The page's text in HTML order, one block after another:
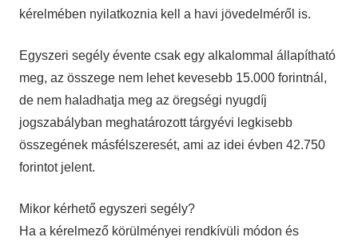
kérelmében nyilatkoznia kell a havi jövedelméről is.
Egyszeri segély évente csak egy alkalommal állapítható
meg, az összege nem lehet kevesebb 15.000 forintnál,
de nem haladhatja meg az öregségi nyugdíj
jogszabályban meghatározott tárgyévi legkisebb
összegének másfélszeresét, ami az idei évben 42.750
forintot jelent.
Mikor kérhető egyszeri segély?
Ha a kérelmező körülményei rendkívüli módon és